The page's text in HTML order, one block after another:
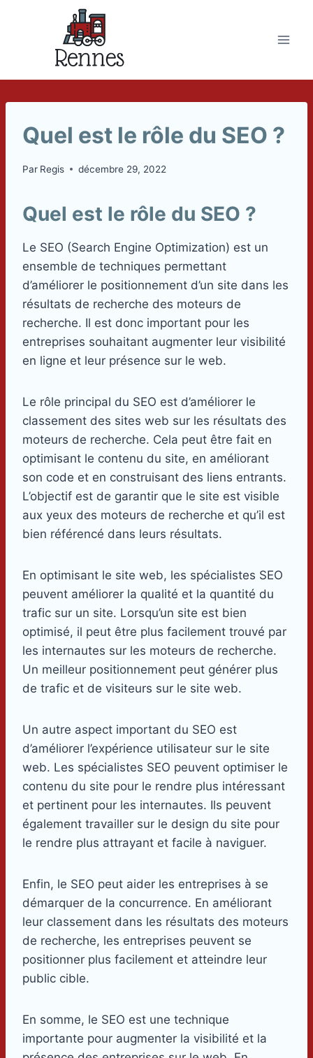
Quel est le rôle du SEO ?
Par Regis décembre 29, 2022
Quel est le rôle du SEO ?
Le SEO (Search Engine Optimization) est un
ensemble de techniques permettant
d’améliorer le positionnement d’un site dans les
résultats de recherche des moteurs de
recherche. Il est donc important pour les
entreprises souhaitant augmenter leur visibilité
en ligne et leur présence sur le web.
Le rôle principal du SEO est d’améliorer le
classement des sites web sur les résultats des
moteurs de recherche. Cela peut être fait en
optimisant le contenu du site, en améliorant
son code et en construisant des liens entrants.
L’objectif est de garantir que le site est visible
aux yeux des moteurs de recherche et qu’il est
bien référencé dans leurs résultats.
En optimisant le site web, les spécialistes SEO
peuvent améliorer la qualité et la quantité du
trafic sur un site. Lorsqu’un site est bien
optimisé, il peut être plus facilement trouvé par
les internautes sur les moteurs de recherche.
Un meilleur positionnement peut générer plus
de trafic et de visiteurs sur le site web.
Un autre aspect important du SEO est
d’améliorer l’expérience utilisateur sur le site
web. Les spécialistes SEO peuvent optimiser le
contenu du site pour le rendre plus intéressant
et pertinent pour les internautes. Ils peuvent
également travailler sur le design du site pour
le rendre plus attrayant et facile à naviguer.
Enfin, le SEO peut aider les entreprises à se
démarquer de la concurrence. En améliorant
leur classement dans les résultats des moteurs
de recherche, les entreprises peuvent se
positionner plus facilement et atteindre leur
public cible.
En somme, le SEO est une technique
importante pour augmenter la visibilité et la